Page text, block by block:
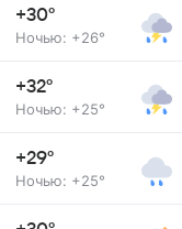
+30°
Ночью: +26°
+32°
Ночью: +25°
+29°
Ночью: +25°